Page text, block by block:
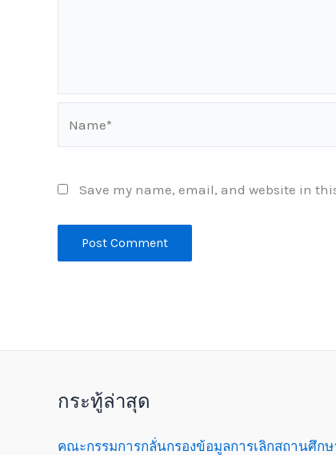
Save my name, email, and website in
กระทู้ล่าสุด
คณะกรรมการกลั่นกรองข้อมูลการเลิกสถานศึกษ